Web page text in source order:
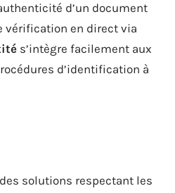
d’un document
vérification en direct via
s’intègre facilement aux
d’identification à
solutions respectant les